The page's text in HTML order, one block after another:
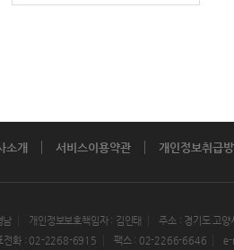
소개 서비스이용약관 개인정보취급
남 개인정보보호책임자 : 김인태
주소 : 경기도 고
전화 : 02-2268-6915 팩스 : 02-2266-6646